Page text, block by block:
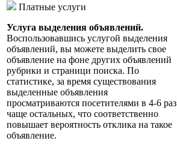
Платные услуги
Услуга выделения объявлений.
Воспользовавшись услугой выделения
объявлений, вы можете выделить свое
объявление на фоне других объявлений
рубрики и страници поиска. По
статистике, за время существования
выделенные объявления
просматриваются посетителями в 4-6 раз
чаще остальных, что соответственно
повышает вероятность отклика на такое
объявление.